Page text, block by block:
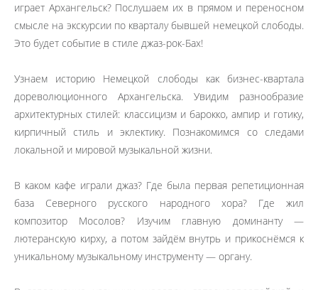
играет Архангельск? Послушаем их в прямом и переносном
смысле на экскурсии по кварталу бывшей немецкой слободы.
Это будет событие в стиле джаз-рок-Бах!
Узнаем историю Немецкой слободы как бизнес-квартала
дореволюционного Архангельска. Увидим разнообразие
архитектурных стилей: классицизм и барокко, ампир и готику,
кирпичный стиль и эклектику. Познакомимся со следами
локальной и мировой музыкальной жизни.
В каком кафе играли джаз? Где была первая репетиционная
база Северного русского народного хора? Где жил
композитор Мосолов? Изучим главную доминанту —
лютеранскую кирху, а потом зайдём внутрь и прикоснёмся к
уникальному музыкальному инструменту — органу.